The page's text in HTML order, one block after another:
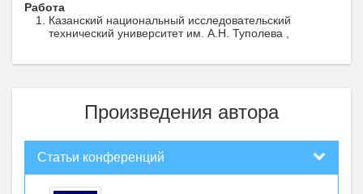
Работа
Казанский национальный исследовательский
технический университет им. А.Н. Туполева ,
Произведения автора
Статьи конференций